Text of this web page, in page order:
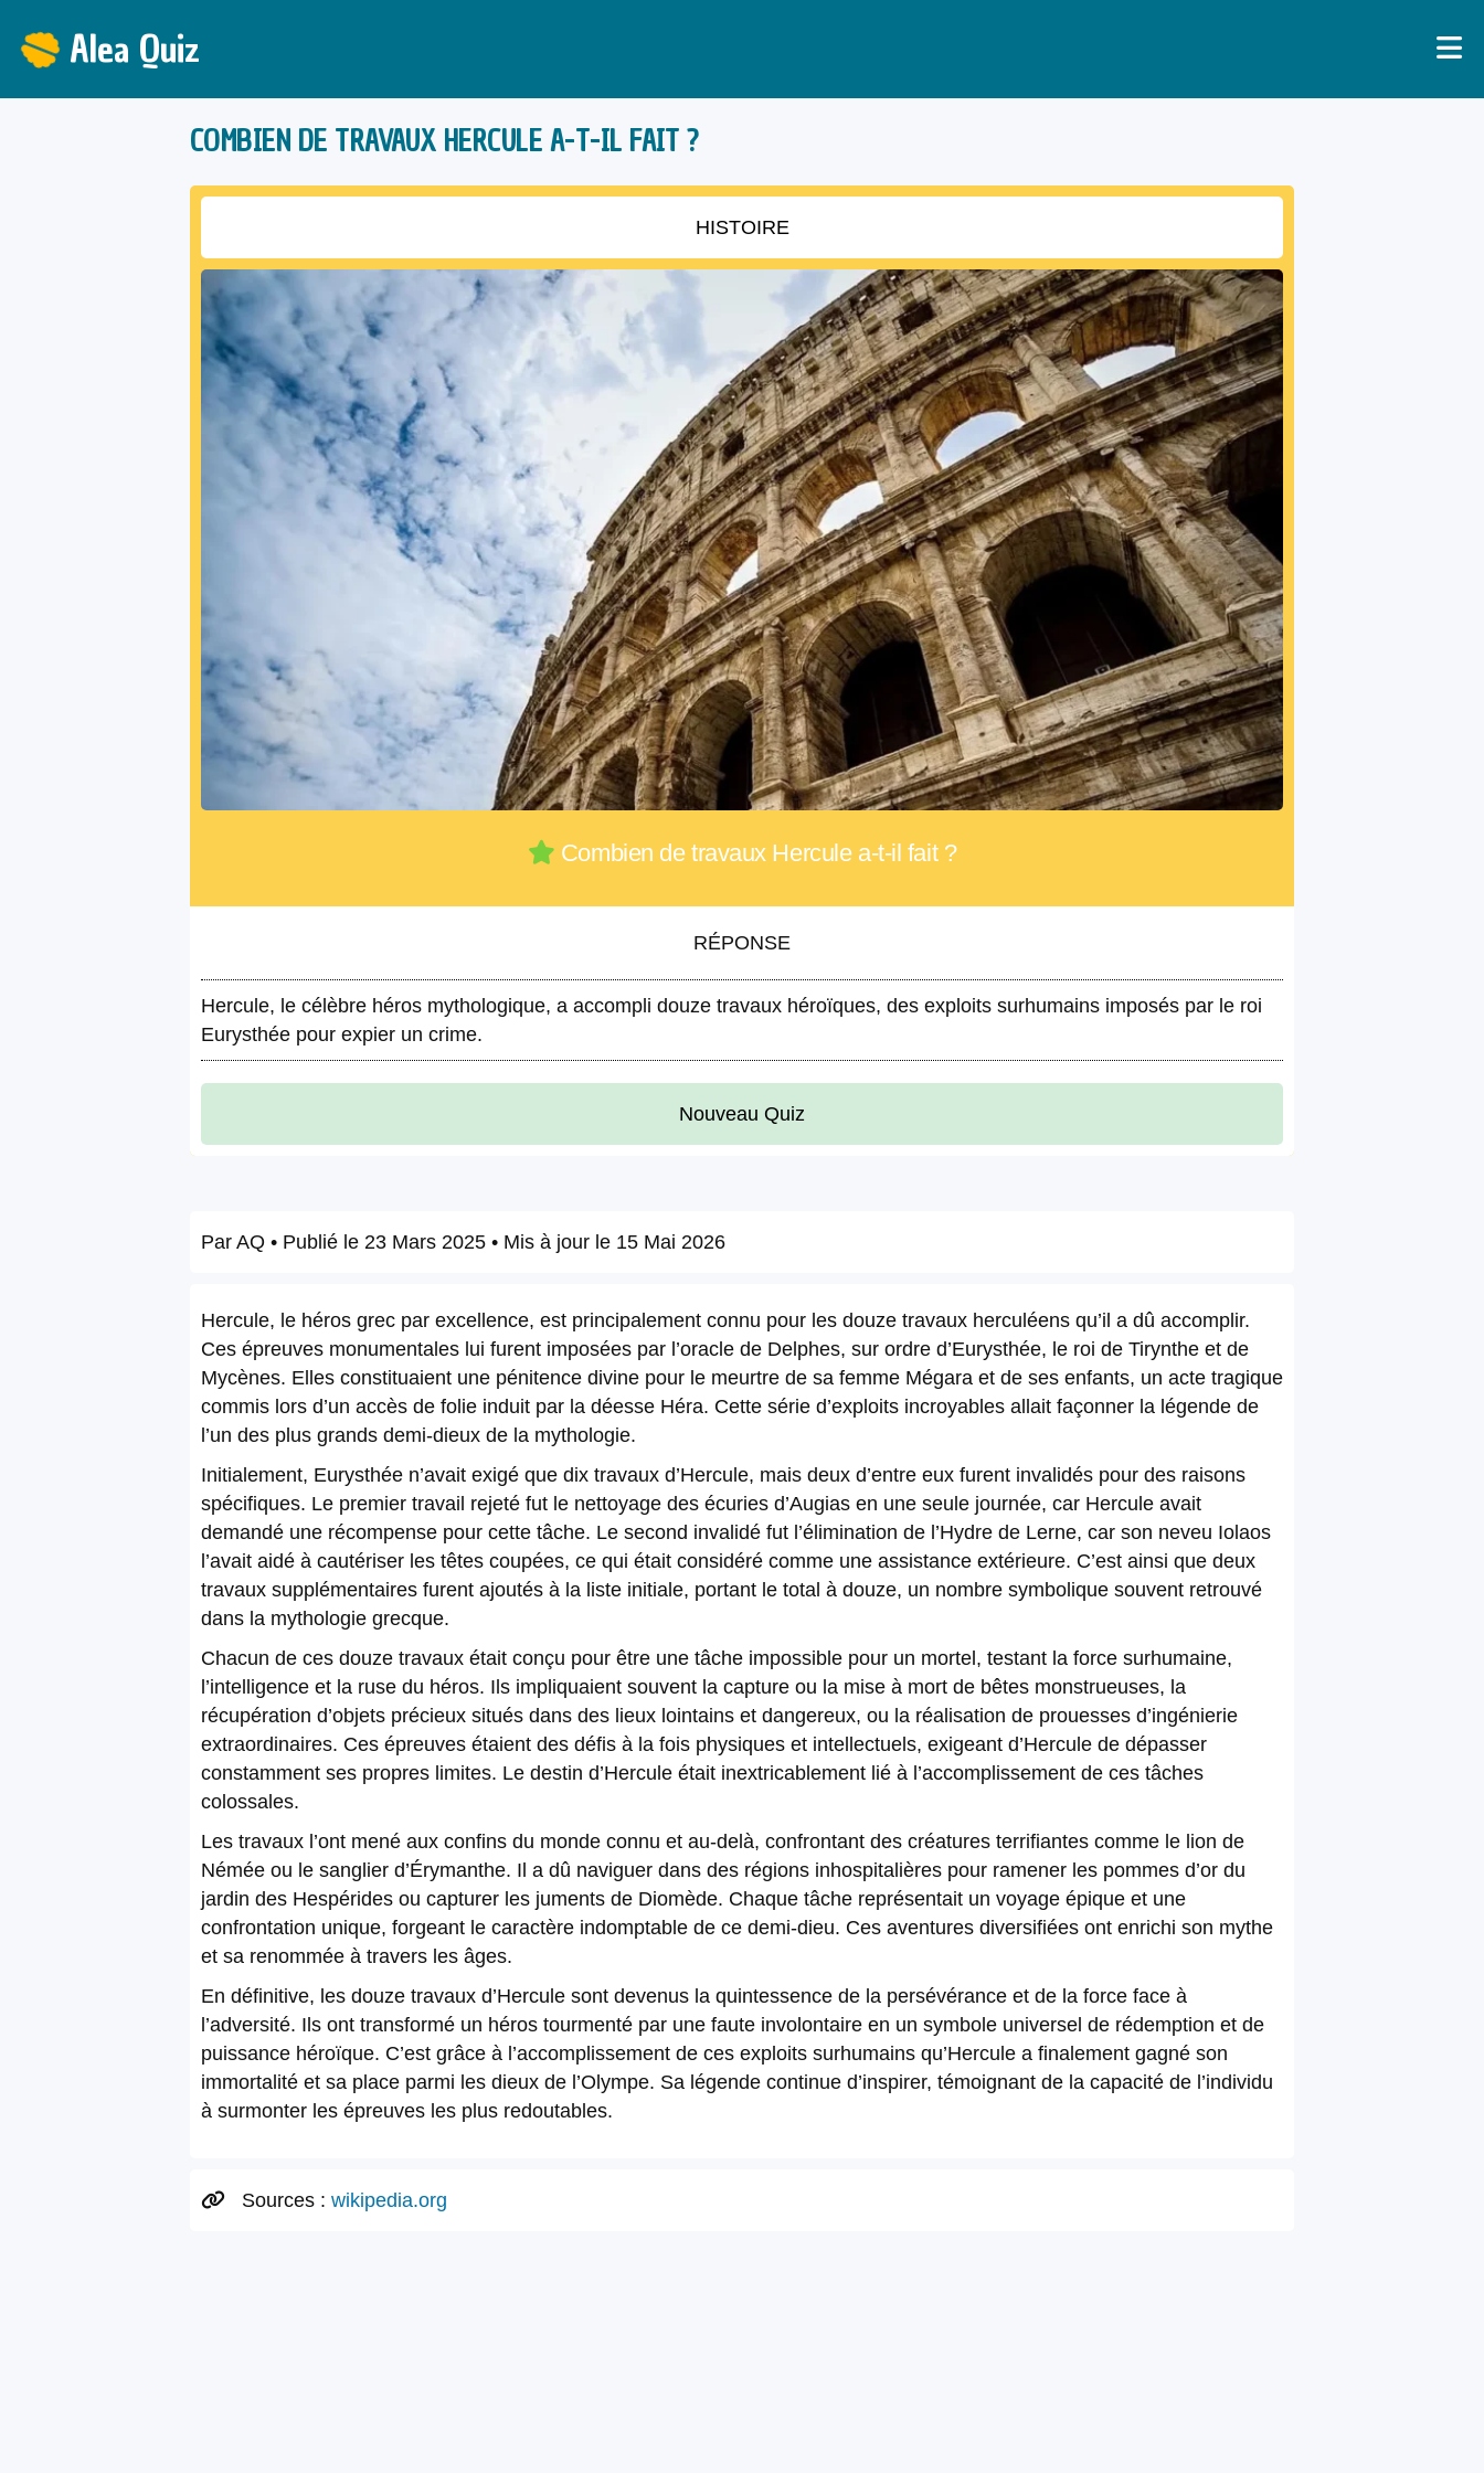
Alea Quiz
COMBIEN DE TRAVAUX HERCULE A-T-IL FAIT ?
HISTOIRE
Combien de travaux Hercule a-t-il fait ?
RÉPONSE
Hercule, le célèbre héros mythologique, a accompli douze travaux héroïques, des exploits surhumains imposés par le roi
Eurysthée pour expier un crime.
Nouveau Quiz
Par AQ • Publié le 23 Mars 2025 • Mis à jour le 15 Mai 2026
Hercule, le héros grec par excellence, est principalement connu pour les douze travaux herculéens qu’il a dû accomplir.
Ces épreuves monumentales lui furent imposées par l’oracle de Delphes, sur ordre d’Eurysthée, le roi de Tirynthe et de
Mycènes. Elles constituaient une pénitence divine pour le meurtre de sa femme Mégara et de ses enfants, un acte tragique
commis lors d’un accès de folie induit par la déesse Héra. Cette série d’exploits incroyables allait façonner la légende de
l’un des plus grands demi-dieux de la mythologie.
Initialement, Eurysthée n’avait exigé que dix travaux d’Hercule, mais deux d’entre eux furent invalidés pour des raisons
spécifiques. Le premier travail rejeté fut le nettoyage des écuries d’Augias en une seule journée, car Hercule avait
demandé une récompense pour cette tâche. Le second invalidé fut l’élimination de l’Hydre de Lerne, car son neveu Iolaos
l’avait aidé à cautériser les têtes coupées, ce qui était considéré comme une assistance extérieure. C’est ainsi que deux
travaux supplémentaires furent ajoutés à la liste initiale, portant le total à douze, un nombre symbolique souvent retrouvé
dans la mythologie grecque.
Chacun de ces douze travaux était conçu pour être une tâche impossible pour un mortel, testant la force surhumaine,
l’intelligence et la ruse du héros. Ils impliquaient souvent la capture ou la mise à mort de bêtes monstrueuses, la
récupération d’objets précieux situés dans des lieux lointains et dangereux, ou la réalisation de prouesses d’ingénierie
extraordinaires. Ces épreuves étaient des défis à la fois physiques et intellectuels, exigeant d’Hercule de dépasser
constamment ses propres limites. Le destin d’Hercule était inextricablement lié à l’accomplissement de ces tâches
colossales.
Les travaux l’ont mené aux confins du monde connu et au-delà, confrontant des créatures terrifiantes comme le lion de
Némée ou le sanglier d’Érymanthe. Il a dû naviguer dans des régions inhospitalières pour ramener les pommes d’or du
jardin des Hespérides ou capturer les juments de Diomède. Chaque tâche représentait un voyage épique et une
confrontation unique, forgeant le caractère indomptable de ce demi-dieu. Ces aventures diversifiées ont enrichi son mythe
et sa renommée à travers les âges.
En définitive, les douze travaux d’Hercule sont devenus la quintessence de la persévérance et de la force face à
l’adversité. Ils ont transformé un héros tourmenté par une faute involontaire en un symbole universel de rédemption et de
puissance héroïque. C’est grâce à l’accomplissement de ces exploits surhumains qu’Hercule a finalement gagné son
immortalité et sa place parmi les dieux de l’Olympe. Sa légende continue d’inspirer, témoignant de la capacité de l’individu
à surmonter les épreuves les plus redoutables.
Sources : wikipedia.org